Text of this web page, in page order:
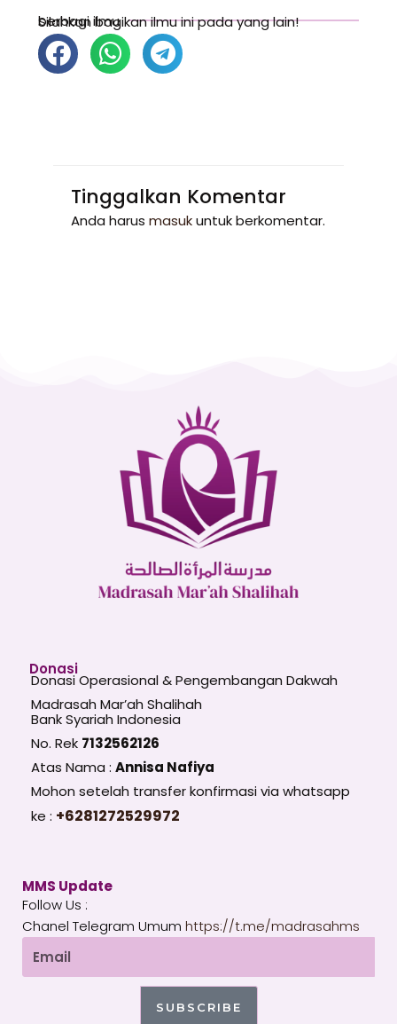
berbagi ilmu
Silahkan bagikan ilmu ini pada yang lain!
Tinggalkan Komentar
Anda harus masukuntuk berkomentar.
Donasi
Donasi Operasional & Pengembangan Dakwah
Madrasah Mar’ah Shalihah
Bank Syariah Indonesia
No. Rek 7132562126
Atas Nama : Annisa Nafiya
Mohon setelah transfer konfirmasi via whatsapp
ke : +6281272529972
MMS Update
Follow Us :
Chanel Telegram Umum https://t.me/madrasahms
Email
SUBSCRIBE